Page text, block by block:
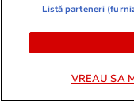
Listă parteneri
VREAU SA